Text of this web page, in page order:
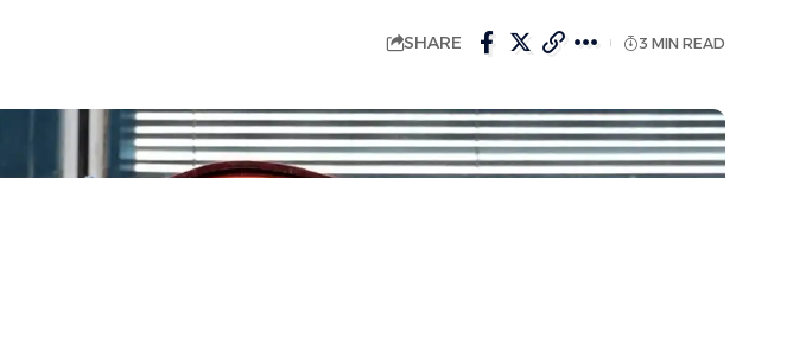
SHARE 3 MIN READ